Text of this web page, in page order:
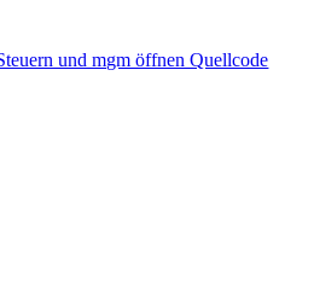
und mgm öffnen Quellcode